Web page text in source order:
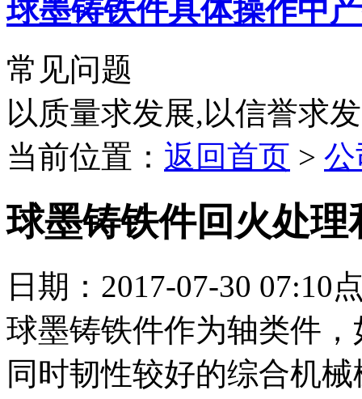
球墨铸铁件具体操作中
常见问题
以质量求发展,以信誉求
当前位置： 返回首页 >
球墨铸铁件回火处
日期：2017-07-30 07:10
球墨铸铁件作为轴类件
同时韧性较好的综合机